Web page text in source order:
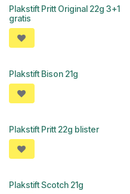
Plakstift Pritt Original 22g 3+1
gratis
OUTLET
Plakstift Bison 21g
Plakstift Pritt 22g blister
Plakstift Scotch 21g